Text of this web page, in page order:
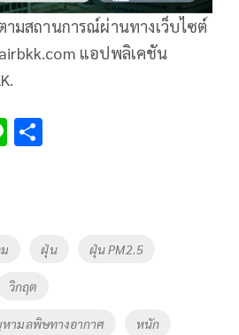
มสถานการณ์ผ่านทางเว็บไซต์
แอปพลิเคชัน
Li
ฝุ่น ฝุ่น PM2.5
วิกฤต
ามลพิษทางอากาศ หนัก